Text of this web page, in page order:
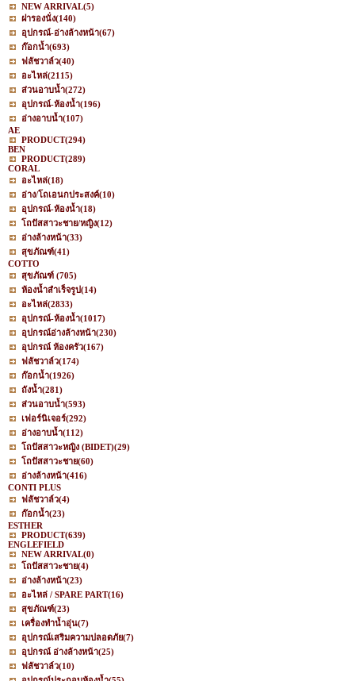
NEW ARRIVAL(5)
ฝารองนั่ง(140)
อุปกรณ์-อ่างล้างหน้า(67)
ก๊อกน้ำ(693)
ฟลัชวาล์ว(40)
อะไหล่(2115)
ส่วนอาบน้ำ(272)
อุปกรณ์-ห้องน้ำ(196)
อ่างอาบน้ำ(107)
AE
PRODUCT(294)
BEN
PRODUCT(289)
CORAL
อะไหล่(18)
อ่าง/โถเอนกประสงค์(10)
อุปกรณ์-ห้องน้ำ(18)
โถปัสสาวะชาย/หญิง(12)
อ่างล้างหน้า(33)
สุขภัณฑ์(41)
COTTO
สุขภัณฑ์ (705)
ห้องน้ำสำเร็จรูป(14)
อะไหล่(2833)
อุปกรณ์-ห้องน้ำ(1017)
อุปกรณ์อ่างล้างหน้า(230)
อุปกรณ์ ห้องครัว(167)
ฟลัชวาล์ว(174)
ก๊อกน้ำ(1926)
ถังน้ำ(281)
ส่วนอาบน้ำ(593)
เฟอร์นิเจอร์(292)
อ่างอาบน้ำ(112)
โถปัสสาวะหญิง (BIDET)(29)
โถปัสสาวะชาย(60)
อ่างล้างหน้า(416)
CONTI PLUS
ฟลัชวาล์ว(4)
ก๊อกน้ำ(23)
ESTHER
PRODUCT(639)
ENGLEFIELD
NEW ARRIVAL(0)
โถปัสสาวะชาย(4)
อ่างล้างหน้า(23)
อะไหล่ / SPARE PART(16)
สุขภัณฑ์(23)
เครื่องทำน้ำอุ่น(7)
อุปกรณ์เสริมความปลอดภัย(7)
อุปกรณ์ อ่างล้างหน้า(25)
ฟลัชวาล์ว(10)